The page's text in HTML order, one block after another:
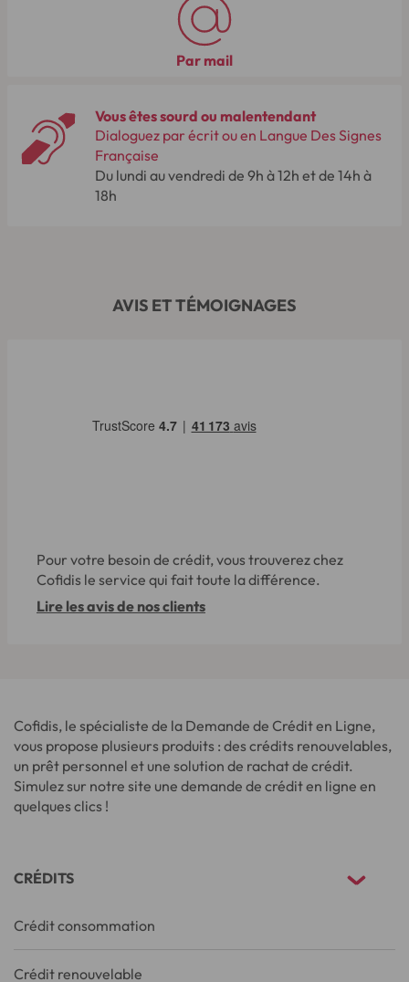
Par mail
Vous êtes sourd ou malentendant
Dialoguez par écrit ou en Langue Des Signes
Française
Du lundi au vendredi de 9h à 12h et de 14h à
18h
AVIS ET TÉMOIGNAGES
Pour votre besoin de crédit, vous trouverez chez
Cofidis le service qui fait toute la différence.
Lire les avis de nos clients
Cofidis, le spécialiste de la Demande de Crédit en Ligne,
vous propose plusieurs produits : des crédits renouvelables,
un prêt personnel et une solution de rachat de crédit.
Simulez sur notre site une demande de crédit en ligne en
quelques clics !
CRÉDITS
Crédit consommation
Crédit renouvelable